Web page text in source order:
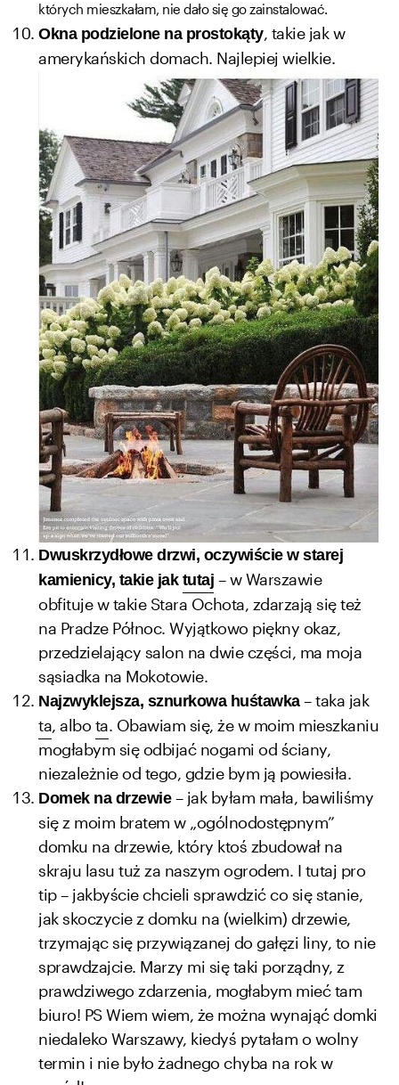
których mieszkałam, nie dało się go zainstalować.
Okna podzielone na prostokąty, takie jak w
amerykańskich domach. Najlepiej wielkie.
Dwuskrzydłowe drzwi, oczywiście w starej
kamienicy, takie jak tutaj – w Warszawie
obfituje w takie Stara Ochota, zdarzają się też
na Pradze Północ. Wyjątkowo piękny okaz,
przedzielający salon na dwie części, ma moja
sąsiadka na Mokotowie.
Najzwyklejsza, sznurkowa huśtawka– taka jak
ta, albo ta. Obawiam się, że w moim mieszkaniu
mogłabym się odbijać nogami od ściany,
niezależnie od tego, gdzie bym ją powiesiła.
Domek na drzewie– jak byłam mała, bawiliśmy
się z moim bratem w „ogólnodostępnym”
domku na drzewie, który ktoś zbudował na
skraju lasu tuż za naszym ogrodem. I tutaj pro
tip – jakbyście chcieli sprawdzić co się stanie,
jak skoczycie z domku na (wielkim) drzewie,
trzymając się przywiązanej do gałęzi liny, to nie
sprawdzajcie. Marzy mi się taki porządny, z
prawdziwego zdarzenia, mogłabym mieć tam
biuro! PS Wiem wiem, że można wynająć domki
niedaleko Warszawy, kiedyś pytałam o wolny
termin i nie było żadnego chyba na rok w